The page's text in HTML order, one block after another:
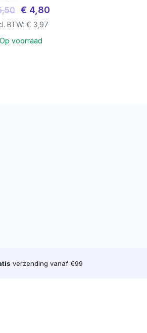
Oorspronkelijke
prijs
was:
€ 4,80Huidige
BTW: € 3,97
Op voorraad
verzending vanaf €99